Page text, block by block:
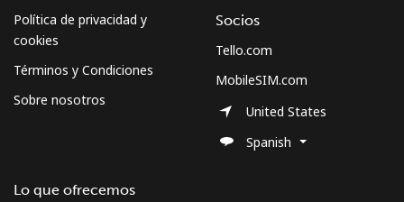
Política de privacidad y
cookies
Términos y Condiciones
Sobre nosotros
Lo que ofrecemos
Socios
Tello.com
MobileSIM.com
United States
Spanish